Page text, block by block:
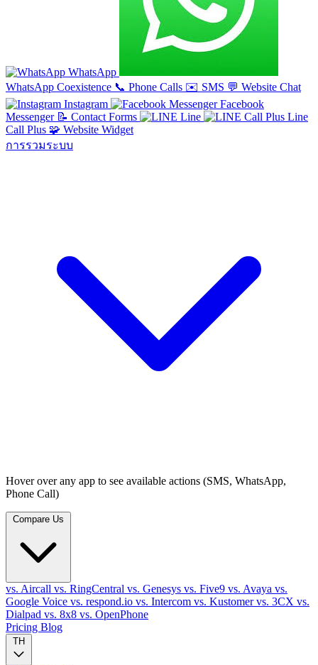
WhatsApp
WhatsApp Coexistence 📞 Phone Calls ✉️ SMS 💬 Website Chat
Instagram
Facebook
Messenger 📝 Contact Forms Line
Line
Call Plus 🧩 Website Widget
การรวมระบบ
Hover over any app to see available actions (SMS, WhatsApp,
Phone Call)
vs. Aircall vs. RingCentral vs. Genesys vs. Five9 vs. Avaya vs.
Google Voice vs. respond.io vs. Intercom vs. Kustomervs. 3CX vs.
Dialpad vs. 8x8 vs. OpenPhone
Pricing Blog
TH